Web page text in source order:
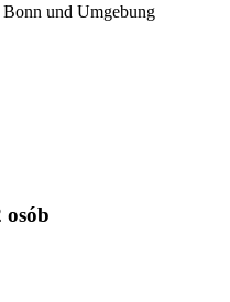
und Umgebung